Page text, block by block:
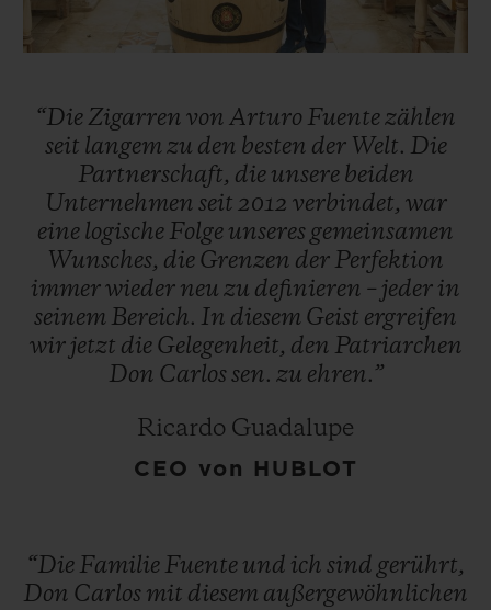
New York City ins Visier nahm. In den
Embargo der Vereinigten Staaten gegen
Kuba die Fuentes jedoch dazu, ihre
Zigarrenproduktion nach Nicaragua zu
verlegen. 1978 traf ein weiterer
Schicksalsschlag die Familie: Ihre Fabrik
wurde von sandinistischen Revolutionären
niedergebrannt. Erneut waren die Fuentes
gezwungen, ins Exil zu gehen, und so
verlegten sie ihren Betrieb nach Honduras.
„Man hat die Wahl: aufgeben oder
“Die Zigarren von Arturo Fuentezählen
seit langem zu den besten der Welt. Die
Partnerschaft, die unsere beiden
Unternehmen seit 2012 verbindet, war
eine logische Folge unseres gemeinsamen
Wunsches, die Grenzen der Perfektion
immerwieder neu zu definieren – jeder in
seinem Bereich. In diesem Geist ergreifen
wir jetzt die Gelegenheit, den Patriarchen
Don Carlossen. zu ehren.”
Ricardo Guadalupe
CEO von HUBLOT
“Die Familie Fuente und ich sind gerührt,
Don Carlos mit diesem außergewöhnlichen